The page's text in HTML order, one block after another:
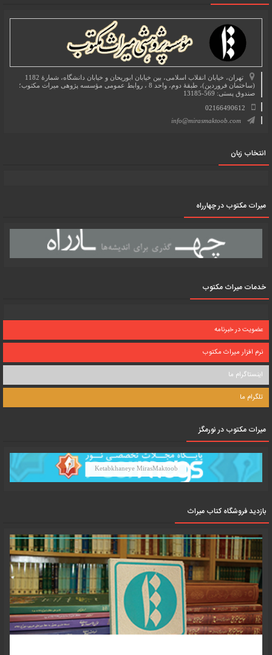
تهران، خیابان انقلاب اسلامی، بین خیابان ابوریحان و خیابان دانشگاه، شمارۀ 1182
(ساختمان فروردین)، طبقۀ دوم، واحد 8 ، روابط عمومی مؤسسه پژوهی میراث مکتوب؛
صندوق پستی: 569-13185
02166490612
info@mirasmaktoob.com
انتخاب زبان
میرات مکتوب در چهارراه
خدمات میراث مکتوب
عضویت در خبرنامه
نرم افزار میراث مکتوب
اینستاگرام ما
تلگرام ما
میرات مکتوب در نورمگز
Ketabkhaneye MirasMaktoob
بازدید فروشگاه کتاب میراث